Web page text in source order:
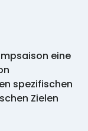
eine
spezifischen
Zielen